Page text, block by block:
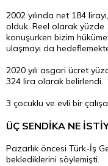
2002 yılında net 184
olduk. Reel olarak yüzde
konuşurken bizim
ulaşmayı da
2020 yılı asgari ücret
324 lira olarak belirlendi.
3 çocuklu ve evli bir
ÜÇ SENDİKA NE
Pazarlık öncesi Türk-İş
beklediklerini söylemişti.